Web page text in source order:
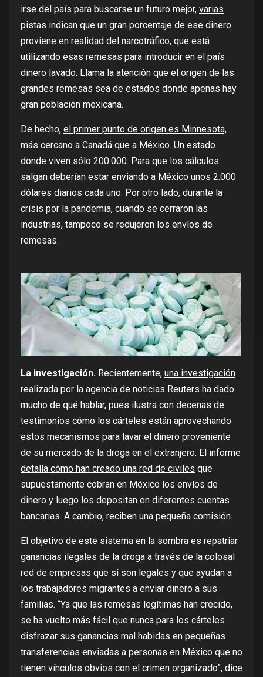
irse del país para buscarse un futuro mejor, varias
pistas indican que un gran porcentaje de ese dinero
proviene en realidad del narcotráfico, que está
utilizando esas remesas para introducir en el país
dinero lavado. Llama la atención que el origen de las
grandes remesas sea de estados donde apenas hay
gran población mexicana.
De hecho, el primer punto de origen es Minnesota,
más cercano a Canadá que a México. Un estado
donde viven sólo 200.000. Para que los cálculos
salgan deberían estar enviando a México unos 2.000
dólares diarios cada uno. Por otro lado, durante la
crisis por la pandemia, cuando se cerraron las
industrias, tampoco se redujeron los envíos de
remesas.
La investigación. Recientemente, una investigación
realizada por la agencia de noticias Reuters ha dado
mucho de qué hablar, pues ilustra con decenas de
testimonios cómo los cárteles están aprovechando
estos mecanismos para lavar el dinero proveniente
de su mercado de la droga en el extranjero. El informe
detalla cómo han creado una red de civiles que
supuestamente cobran en México los envíos de
dinero y luego los depositan en diferentes cuentas
bancarias. A cambio, reciben una pequeña comisión.
El objetivo de este sistema en la sombra es repatriar
ganancias ilegales de la droga a través de la colosal
red de empresas que sí son legales y que ayudan a
los trabajadores migrantes a enviar dinero a sus
familias. “Ya que las remesas legítimas han crecido,
se ha vuelto más fácil que nunca para los cárteles
disfrazar sus ganancias mal habidas en pequeñas
transferencias enviadas a personas en México que no
tienen vínculos obvios con el crimen organizado”, dice